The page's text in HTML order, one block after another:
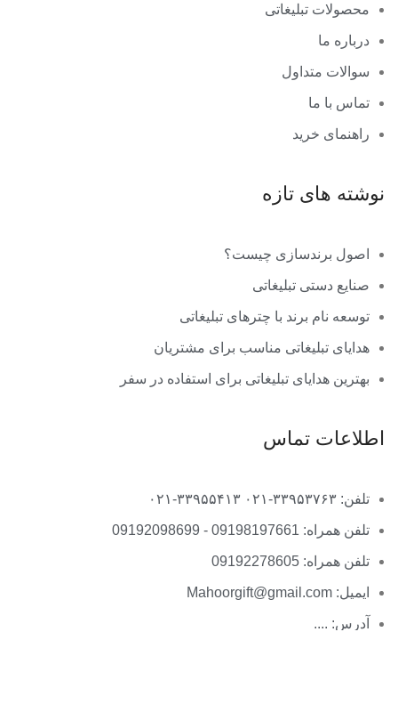
محصولات تبلیغاتی
درباره ما
سوالات متداول
تماس با ما
راهنمای خرید
نوشته های تازه
اصول برندسازی چیست؟
صنایع دستی تبلیغاتی
توسعه نام برند با چترهای تبلیغاتی
هدایای تبلیغاتی مناسب برای مشتریان
بهترین هدایای تبلیغاتی برای استفاده در سفر
اطلاعات تماس
تلفن: ۳۳۹۵۳۷۶۳-۰۲۱ ۳۳۹۵۵۴۱۳-۰۲۱
تلفن همراه: 09198197661 - 09192098699
تلفن همراه: 09192278605
ایمیل: Mahoorgift@gmail.com
آدرس: ....